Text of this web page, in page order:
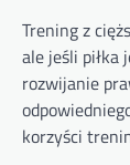
Trening z
ale jeśli piłka
rozwijanie
korzyści